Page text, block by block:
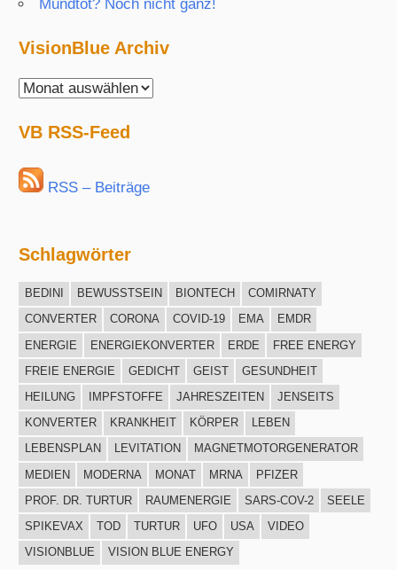
Mundtot? Noch nicht ganz!
VisionBlue Archiv
VisionBlue
VB RSS-Feed
RSS – Beiträge
Schlagwörter
BEDINI BEWUSSTSEIN BIONTECH
COMIRNATY
CONVERTER
CORONA COVID-19 EMA
EMDR
ENERGIE
ENERGIEKONVERTER ERDE
FREE ENERGY
FREIE ENERGIE
GEDICHT GEIST
GESUNDHEIT
HEILUNG
IMPFSTOFFE JAHRESZEITEN
JENSEITS
KONVERTER
KRANKHEIT KÖRPER
LEBEN
LEBENSPLAN
LEVITATION
MAGNETMOTORGENERATOR
MEDIEN
MODERNA MONAT MRNA
PFIZER
PROF. DR. TURTUR
RAUMENERGIE SARS-COV-2
SEELE
SPIKEVAX
TOD TURTUR UFO USA
VIDEO
VISIONBLUE
VISION BLUE ENERGY